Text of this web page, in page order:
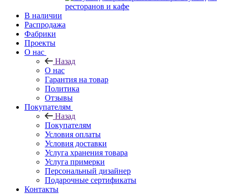
ресторанов и кафе
В наличии
Распродажа
Фабрики
Проекты
О нас
Назад
О нас
Гарантия на товар
Политика
Отзывы
Покупателям
Назад
Покупателям
Условия оплаты
Условия доставки
Услуга хранения товара
Услуга примерки
Персональный дизайнер
Подарочные сертификаты
Контакты